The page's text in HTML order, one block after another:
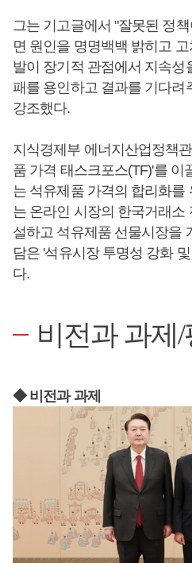
그는 기고글에서 "잘못된 정
면 원인을 명명백백 밝히고
발이 장기적 관점에서 지속성
패를 용인하고 결과를 기다려
강조했다.
지식경제부 에너지산업정책
품 가격 태스크포스(TF)'를 이
는 석유제품 가격의 합리화를
는 온라인 시장의 한국거래소
설하고 석유제품 선물시장을
담은 '석유시장 투명성 강화
다.
비전과 과제
◆ 비전과 과제